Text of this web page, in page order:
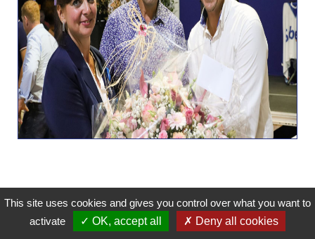
This site uses cookies and gives you control over what you want to
activate
✓ OK, accept all ✗ Deny all cookies